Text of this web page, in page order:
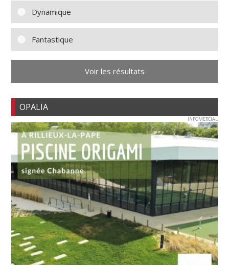
Dynamique
Fantastique
Voir les résultats
OPALIA
INFOMERCIAL